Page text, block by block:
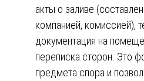
акты о заливе
компанией, комиссией),
документация на
переписка сторон. Это
предмета спора и